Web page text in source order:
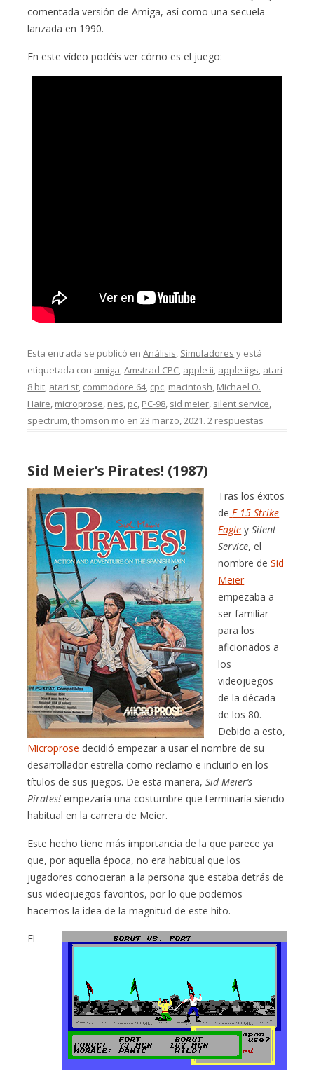
comentada versión de Amiga, así como una secuela
lanzada en 1990.
En este vídeo podéis ver cómo es el juego:
Esta entrada se publicó enAnálisis Simuladores y está
etiquetada con amiga ,Amstrad CPC apple ii apple iigs atari
8 bit atari st commodore 64, cpc macintosh Michael O.
Haire microprose nes pc PC-98 sid meier silent service
spectrum ,thomson mo en23 marzo, 2021.2 respuestas
Sid Meier’s Pirates! (1987)
Tras los éxitos
de F-15 Strike
Eagle ySilent
Service, el
nombre deSid
Meier
empezaba a
ser familiar
para los
aficionados a
los
videojuegos
de la década
de los 80.
Debido a esto,
Microprose decidió empezar a usar el nombre de su
desarrollador estrella como reclamo e incluirlo en los
títulos de sus juegos. De esta manera,Sid Meier’s
Pirates! empezaría una costumbre que terminaría siendo
habitual en la carrera de Meier.
Este hecho tiene más importancia de la que parece ya
que, por aquella época, no era habitual que los
jugadores conocieran a la persona que estaba detrás de
sus videojuegos favoritos, por lo que podemos
hacernos la idea de la magnitud de este hito.
El